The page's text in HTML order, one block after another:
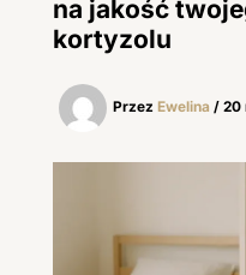
na jakość
kortyzolu
Przez Ewelina / 20